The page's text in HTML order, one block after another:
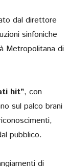
dal direttore
sinfoniche
Metropolitana di
hit”, con
sul palco brani
pubblico.
di